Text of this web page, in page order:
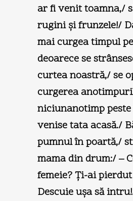
ar fi venit toamna,/
rugini şi frunzele!/
mai curgea timpul
deoarece se
curtea noastră,/ se
curgerea
niciunanotimp
venise tata acasă./
pumnul în poartă,/
mama din drum:/ –
femeie? Ţi-ai
Descuie uşa să